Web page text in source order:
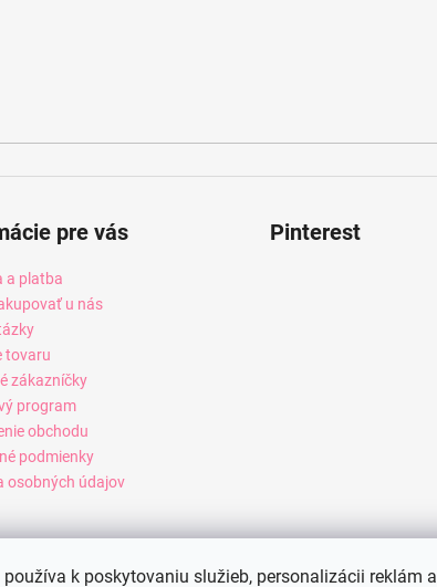
používa k poskytovaniu služieb, personalizácii reklám a
pre vás
a platba
u nás
tovaru
zákazníčky
program
obchodu
podmienky
osobných údajov
Pinterest